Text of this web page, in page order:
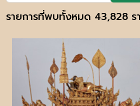
รายการที่พบทั้งหมด 43,828 ร